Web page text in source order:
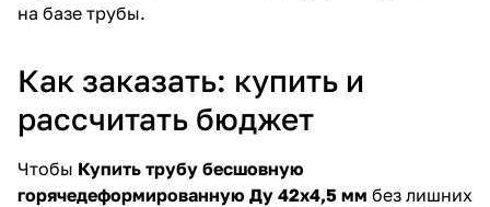
на базе трубы.
Как заказать: купить и
рассчитать бюджет
Чтобы Купить трубу бесшовную
горячедеформированную Ду 42х4,5 мм без лишних